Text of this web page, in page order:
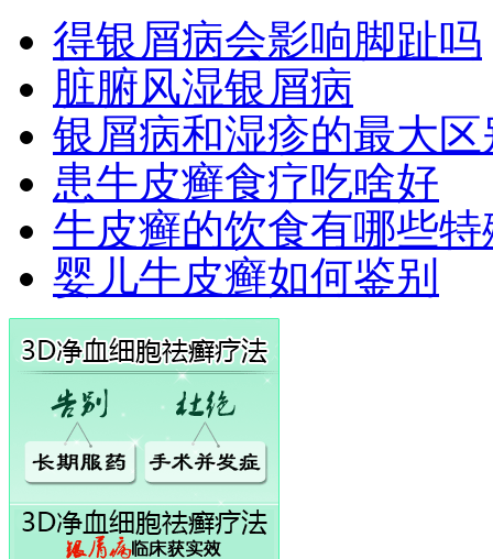
得银屑病会影响脚趾吗
脏腑风湿银屑病
银屑病和湿疹的最大区
患牛皮癣食疗吃啥好
牛皮癣的饮食有哪些
婴儿牛皮癣如何鉴别